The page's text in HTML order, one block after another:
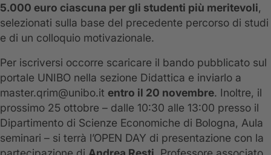
5.000 euro ciascuna per gli studenti più meritevoli,
selezionati sulla base del precedente percorso di studi
e di un colloquio motivazionale.
Per iscriversi occorre scaricare il bando pubblicato sul
portale UNIBO nella sezione Didattica e inviarlo a
master.qrim@unibo.it entro il 20 novembre. Inoltre, il
prossimo 25 ottobre – dalle 10:30 alle 13:00 presso il
Dipartimento di Scienze Economiche di Bologna, Aula
seminari – si terrà l’OPEN DAY di presentazione con la